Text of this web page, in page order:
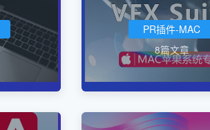
PR插件-MAC
8篇文章